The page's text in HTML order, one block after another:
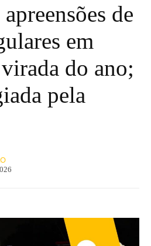
de
em
do ano;
pela